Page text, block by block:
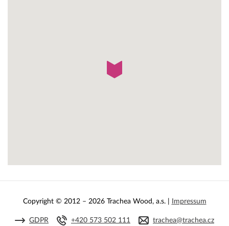
Copyright © 2012 – 2026 Trachea Wood, a.s. | Impressum
GDPR +420 573 502 111 trachea@trachea.cz